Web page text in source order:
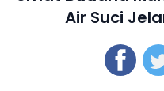
Air Suci